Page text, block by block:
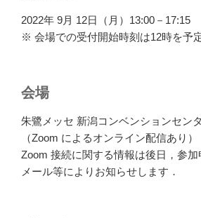
2022年 9月 12日（月）13:00－17:15
※ 会場での受付開始時刻は12時を予
会場
朱鷺メッセ 新潟コンベンションセン
（Zoom によるオンライン配信あり）
Zoom 接続に関する情報は後日，参
メール等によりお知らせします．